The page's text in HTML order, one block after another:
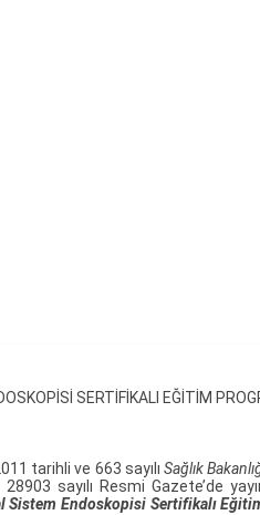
SERTİFİKALI EĞİTİM
tarihli ve 663 sayılıSağlık
sayılı Resmi Gazete’de
Sistem Endoskopisi Sertifikalı